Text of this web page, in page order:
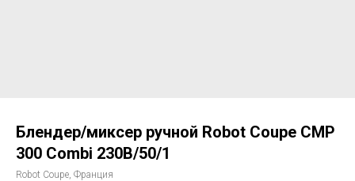
Блендер/миксер ручной Robot Coupe CMP
300 Combi 230B/50/1
Robot Coupe, Франция